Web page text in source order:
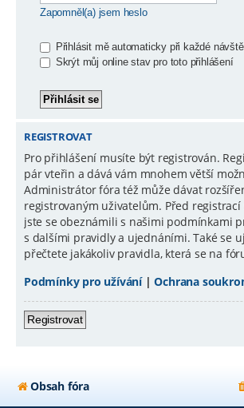
Zapomněl(a) jsem heslo
Přihlásit mě automaticky při každé
Skrýt můj online stav pro toto přihlášení
REGISTROVAT
Pro přihlášení musíte být registrován.
pár vteřin a dává vám mnohem větší
Administrátor fóra též může dávat
registrovaným uživatelům. Před registrací
jste se obeznámili s našimi podmínkami
s dalšími pravidly a ujednáními. Také se
přečtete jakákoliv pravidla, která se na
Podmínky pro užívání|Ochrana
Registrovat
Obsah fóra